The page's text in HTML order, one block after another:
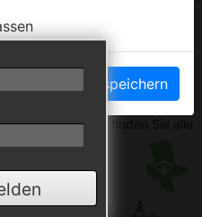
auf den Seiten der
Anhalts
Anhalt begrüßt Sie auf
Anhalt. Hier finden Sie alle
Einstellungen speichern